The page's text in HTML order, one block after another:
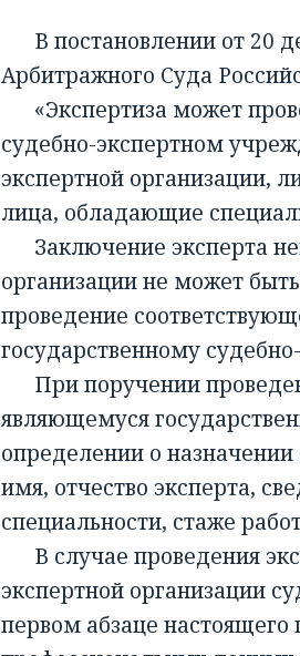
В постановлении от 20
Арбитражного Суда
«Экспертиза может
судебно-экспертном
экспертной организации,
лица, обладающие
Заключение эксперта
организации не может
проведение
государственному
При поручении
являющемуся
определении о
имя, отчество эксперта,
специальности, стаже
В случае проведения
экспертной организации
первом абзаце